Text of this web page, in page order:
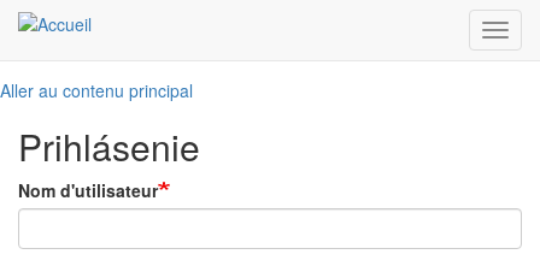
Aller au contenu principal
Prihlásenie
Nom d'utilisateur